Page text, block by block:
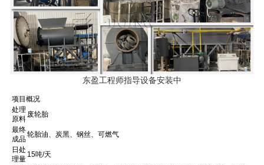
东盈工程师指导设备安装中
项目概况
处理
原料
废轮胎
最终
成品
轮胎油、炭黑、钢丝、可燃气
日处
理量
15吨/天